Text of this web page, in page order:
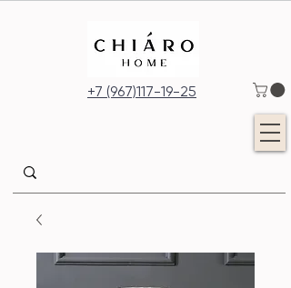
+7 (967)117-19-25